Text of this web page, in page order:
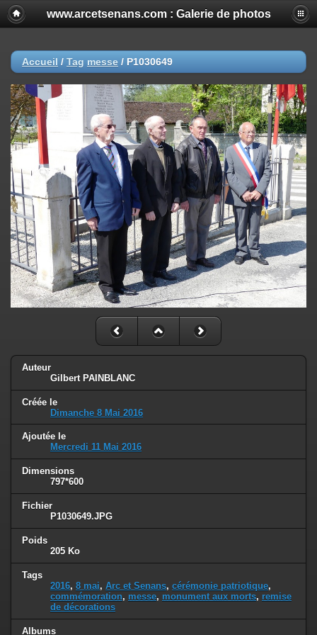
www.arcetsenans.com : Galerie de photos
Accueil / Tag messe / P1030649
Auteur
Gilbert PAINBLANC
Créée le
Dimanche 8 Mai 2016
Ajoutée le
Mercredi 11 Mai 2016
Dimensions
797*600
Fichier
P1030649.JPG
Poids
205 Ko
Tags
2016, 8 mai, Arc et Senans, cérémonie patriotique,
commémoration, messe, monument aux morts, remise
de décorations
Albums